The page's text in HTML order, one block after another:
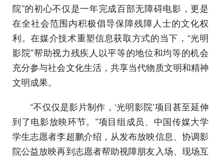
院”的初心不仅是一年完成百部无障碍电影，更是
在全社会范围内积极倡导保障残障人士的文化权
利。在媒介技术重塑信息获取方式的当下，“光明
影院”帮助视力残疾人以平等的地位和均等的机会
充分参与社会文化生活，共享当代物质文明和精神
文明成果。
“不仅仅是影片制作，‘光明影院’项目甚至延伸
到了电影放映环节。”项目组成员、中国传媒大学
学生志愿者李超鹏介绍，从发布放映信息、协调影
院公益放映再到志愿者帮助视障朋友入场、现场互